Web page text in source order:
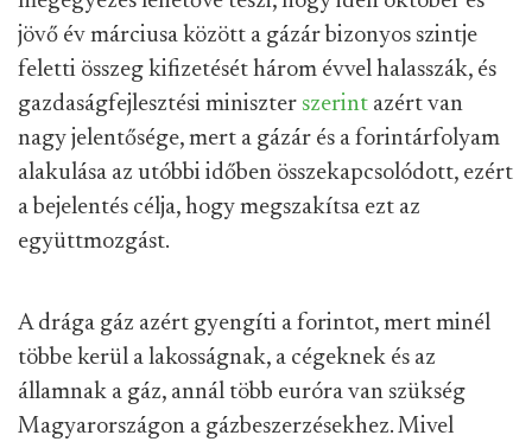
jövő év márciusa között a gázár bizonyos szintje
feletti összeg kifizetését három évvel halasszák, és
gazdaságfejlesztési miniszter szerint azért van
nagy jelentősége, mert a gázár és a forintárfolyam
alakulása az utóbbi időben összekapcsolódott, ezért
a bejelentés célja, hogy megszakítsa ezt az
együttmozgást.
A drága gáz azért gyengíti a forintot, mert minél
többe kerül a lakosságnak, a cégeknek és az
államnak a gáz, annál több euróra van szükség
Magyarországon a gázbeszerzésekhez. Mivel